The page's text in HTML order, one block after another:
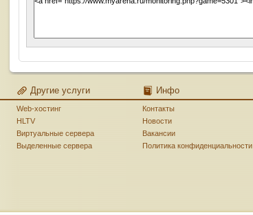
Другие услуги
Web-хостинг
HLTV
Виртуальные сервера
Выделенные сервера
Инфо
Контакты
Новости
Вакансии
Политика конфиденциальности